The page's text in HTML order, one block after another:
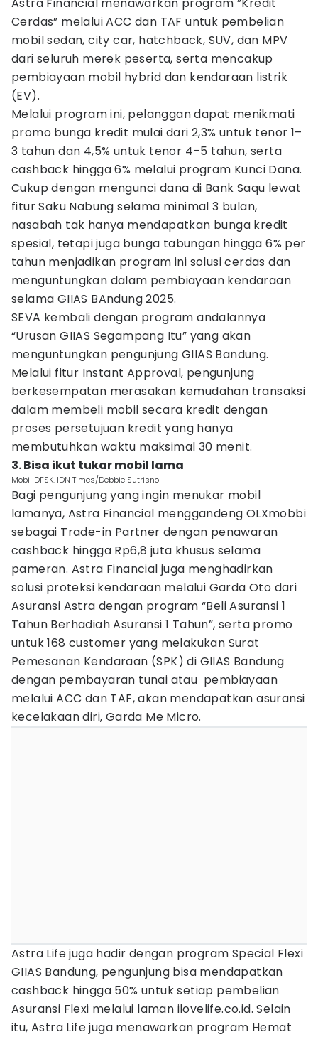
Cerdas” melalui ACC dan TAF untuk pembelian
mobil sedan, city car, hatchback, SUV, dan MPV
dari seluruh merek peserta, serta mencakup
pembiayaan mobil hybrid dan kendaraan listrik
(EV).
Melalui program ini, pelanggan dapat menikmati
promo bunga kredit mulai dari 2,3% untuk tenor 1–
3 tahun dan 4,5% untuk tenor 4–5 tahun, serta
cashback hingga 6% melalui program Kunci Dana.
Cukup dengan mengunci dana di Bank Saqu lewat
fitur Saku Nabung selama minimal 3 bulan,
nasabah tak hanya mendapatkan bunga kredit
spesial, tetapi juga bunga tabungan hingga 6% per
tahun menjadikan program ini solusi cerdas dan
menguntungkan dalam pembiayaan kendaraan
selama GIIAS BAndung 2025.
SEVA kembali dengan program andalannya
“Urusan GIIAS Segampang Itu” yang akan
menguntungkan pengunjung GIIAS Bandung.
Melalui fitur Instant Approval, pengunjung
berkesempatan merasakan kemudahan transaksi
dalam membeli mobil secara kredit dengan
proses persetujuan kredit yang hanya
membutuhkan waktu maksimal 30 menit.
3. Bisa ikut tukar mobil lama
Mobil DFSK. IDN Times/Debbie Sutrisno
Bagi pengunjung yang ingin menukar mobil
lamanya, Astra Financial menggandeng OLXmobbi
sebagai Trade-in Partner dengan penawaran
cashback hingga Rp6,8 juta khusus selama
pameran. Astra Financial juga menghadirkan
solusi proteksi kendaraan melalui Garda Oto dari
Asuransi Astra dengan program “Beli Asuransi 1
Tahun Berhadiah Asuransi 1 Tahun”, serta promo
untuk 168 customer yang melakukan Surat
Pemesanan Kendaraan (SPK) di GIIAS Bandung
dengan pembayaran tunai atau pembiayaan
melalui ACC dan TAF, akan mendapatkan asuransi
kecelakaan diri, Garda Me Micro.
Astra Life juga hadir dengan program Special Flexi
GIIAS Bandung, pengunjung bisa mendapatkan
cashback hingga 50% untuk setiap pembelian
Asuransi Flexi melalui laman ilovelife.co.id. Selain
itu, Astra Life juga menawarkan program Hemat